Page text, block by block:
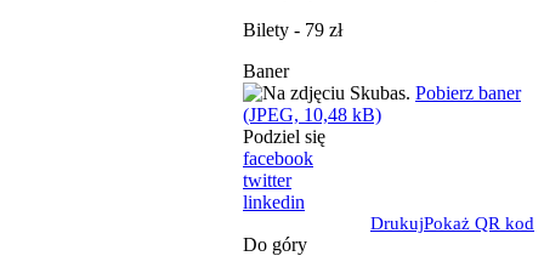
Bilety - 79 zł
Baner
Pobierz baner
(JPEG, 10,48 kB)
Podziel się
facebook
twitter
linkedin
DrukujPokaż QR kod
Do góry